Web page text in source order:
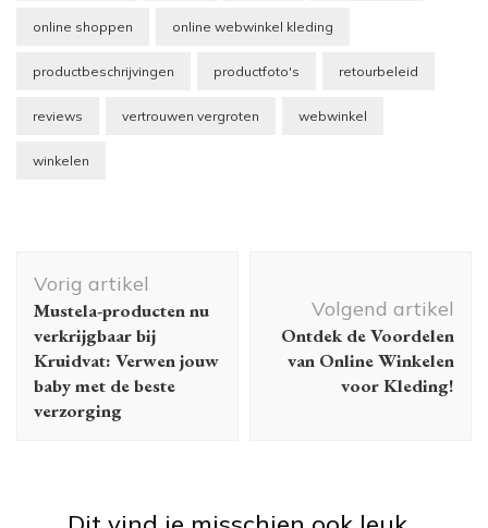
online shoppen online webwinkel kleding
productbeschrijvingen productfoto's retourbeleid
reviews vertrouwen vergroten webwinkel
winkelen
Vorig artikel
Mustela-producten nu
verkrijgbaar bij
Kruidvat: Verwen jouw
baby met de beste
verzorging
Volgend artikel
Ontdek de Voordelen
van Online Winkelen
voor Kleding!